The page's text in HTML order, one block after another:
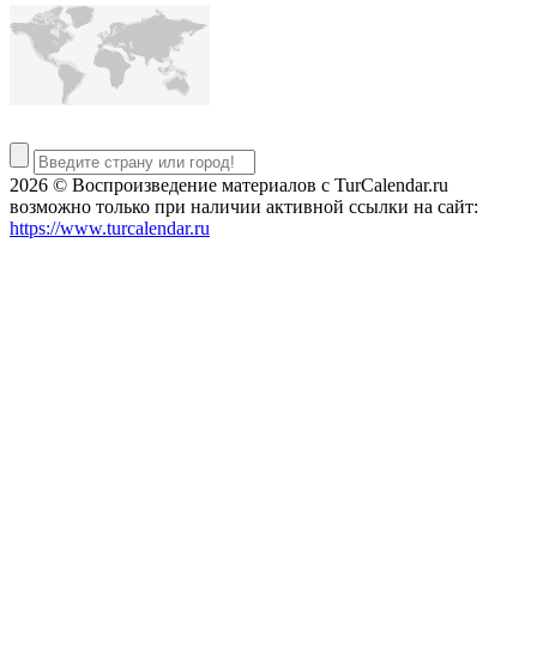
2026 © Воспроизведение материалов c TurCalendar.ru
возможно только при наличии активной ссылки на сайт:
https://www.turcalendar.ru